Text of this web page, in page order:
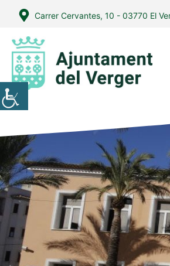
contingut
Carrer Cervantes, 10 - 03770 El